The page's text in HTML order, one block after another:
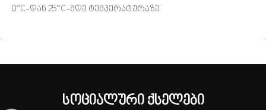
0°C-დან 25°C-მდე ტემპერატურაზე.
სოციალური ქსელები